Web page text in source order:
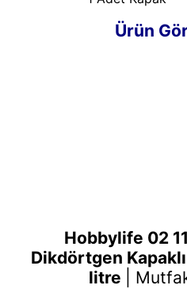
Ürün
Hobbylife 02
Dikdörtgen
litre